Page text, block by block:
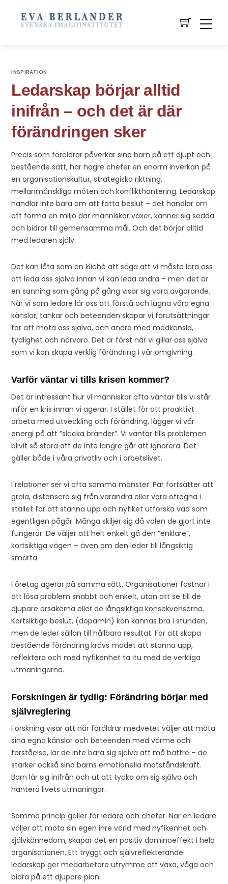
INSPIRATION
Ledarskap börjar alltid
inifrån – och det är där
förändringen sker
Precis som föräldrar påverkar sina barn på ett djupt och
bestående sätt, har högre chefer en enorm inverkan på
en organisationskultur, strategiska riktning,
mellanmänskliga möten och konflikthantering. Ledarskap
handlar inte bara om att fatta beslut – det handlar om
att forma en miljö där människor växer, känner sig sedda
och bidrar till gemensamma mål. Och det börjar alltid
med ledaren själv.
Det kan låta som en kliché att säga att vi måste lära oss
att leda oss själva innan vi kan leda andra – men det är
en sanning som gång på gång visar sig vara avgörande.
När vi som ledare lär oss att förstå och lugna våra egna
känslor, tankar och beteenden skapar vi förutsättningar
för att möta oss själva, och andra med medkänsla,
tydlighet och närvaro. Det är först när vi gillar oss själva
som vi kan skapa verklig förändring i vår omgivning.
Varför väntar vi tills krisen kommer?
Det är intressant hur vi människor ofta väntar tills vi står
inför en kris innan vi agerar. I stället för att proaktivt
arbeta med utveckling och förändring, lägger vi vår
energi på att ”släcka bränder”. Vi väntar tills problemen
blivit så stora att de inte längre går att ignorera. Det
gäller både i våra privatliv och i arbetslivet.
I relationer ser vi ofta samma mönster. Par fortsätter att
gräla, distansera sig från varandra eller vara otrogna i
stället för att stanna upp och nyfiket utforska vad som
egentligen pågår. Många skiljer sig då valen de gjort inte
fungerar. De väljer att helt enkelt gå den ”enklare”,
kortsiktiga vägen – även om den leder till långsiktig
smärta.
Företag agerar på samma sätt. Organisationer fastnar i
att lösa problem snabbt och enkelt, utan att se till de
djupare orsakerna eller de långsiktiga konsekvenserna.
Kortsiktiga beslut, (dopamin) kan kännas bra i stunden,
men de leder sällan till hållbara resultat. För att skapa
bestående förändring krävs modet att stanna upp,
reflektera och med nyfikenhet ta itu med de verkliga
utmaningarna.
Forskningen är tydlig: Förändring börjar med
självreglering
Forskning visar att när föräldrar medvetet väljer att möta
sina egna känslor och beteenden med värme och
förståelse, lär de inte bara sig själva att må bättre – de
stärker också sina barns emotionella motståndskraft.
Barn lär sig inifrån och ut att tycka om sig själva och
hantera livets utmaningar.
Samma princip gäller för ledare och chefer. När en ledare
väljer att möta sin egen inre värld med nyfikenhet och
självkännedom, skapar det en positiv dominoeffekt i hela
organisationen. Ett tryggt och självreflekterande
ledarskap ger medarbetare utrymme att växa, våga och
bidra på ett djupare plan.